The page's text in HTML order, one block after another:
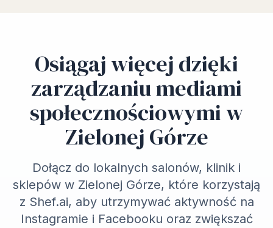
Osiągaj więcej dzięki
zarządzaniu mediami
społecznościowymi w
Zielonej Górze
Dołącz do lokalnych salonów, klinik i
sklepów w Zielonej Górze, które korzystają
z Shef.ai, aby utrzymywać aktywność na
Instagramie i Facebooku oraz zwiększać